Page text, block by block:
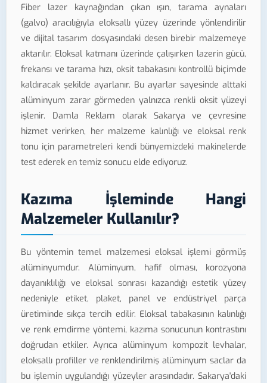
Fiber lazer kaynağından çıkan ışın, tarama aynaları
(galvo) aracılığıyla eloksallı yüzey üzerinde yönlendirilir
ve dijital tasarım dosyasındaki desen birebir malzemeye
aktarılır. Eloksal katmanı üzerinde çalışırken lazerin gücü,
frekansı ve tarama hızı, oksit tabakasını kontrollü biçimde
kaldıracak şekilde ayarlanır. Bu ayarlar sayesinde alttaki
alüminyum zarar görmeden yalnızca renkli oksit yüzeyi
işlenir. Damla Reklam olarak Sakarya ve çevresine
hizmet verirken, her malzeme kalınlığı ve eloksal renk
tonu için parametreleri kendi bünyemizdeki makinelerde
test ederek en temiz sonucu elde ediyoruz.
Kazıma İşleminde Hangi
Malzemeler Kullanılır?
Bu yöntemin temel malzemesi eloksal işlemi görmüş
alüminyumdur. Alüminyum, hafif olması, korozyona
dayanıklılığı ve eloksal sonrası kazandığı estetik yüzey
nedeniyle etiket, plaket, panel ve endüstriyel parça
üretiminde sıkça tercih edilir. Eloksal tabakasının kalınlığı
ve renk emdirme yöntemi, kazıma sonucunun kontrastını
doğrudan etkiler. Ayrıca alüminyum kompozit levhalar,
eloksallı profiller ve renklendirilmiş alüminyum saclar da
bu işlemin uygulandığı yüzeyler arasındadır. Sakarya'daki